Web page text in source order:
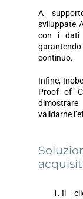
A
sviluppate
con i dati
continuo.
Infine,
Proof of
validarne
Il